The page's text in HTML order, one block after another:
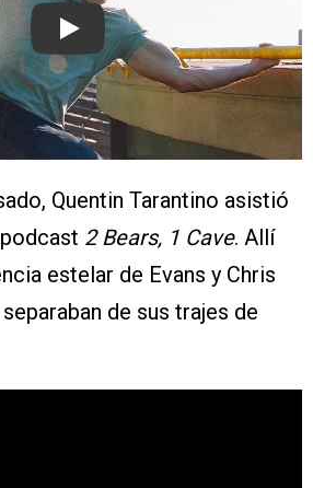
Play
Quentin Tarantino asistió
2 Bears, 1 Cave. Allí
estelar de Evans y Chris
de sus trajes de